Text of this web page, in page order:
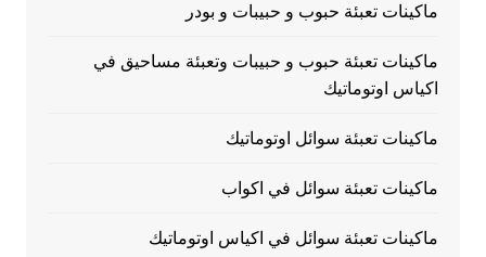
ماكينات تعبئة حبوب و حبيبات و بودر
ماكينات تعبئة حبوب و حبيبات وتعبئة مساحيق في
اكياس اوتوماتيك
ماكينات تعبئة سوائل اوتوماتيك
ماكينات تعبئة سوائل في اكواب
ماكينات تعبئة سوائل في اكياس اوتوماتيك